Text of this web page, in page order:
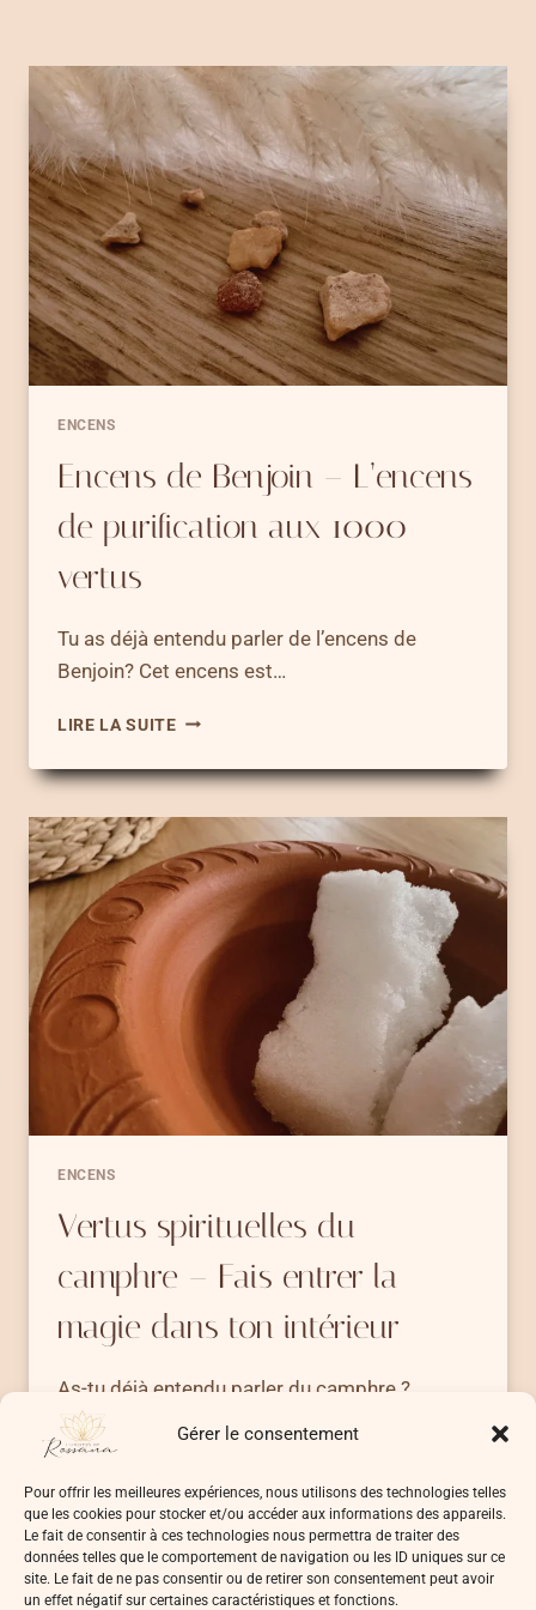
Gérer le consentement
Pour offrir les meilleures expériences, nous utilisons des technologies telles
que les cookies pour stocker et/ou accéder aux informations des appareils.
Le fait de consentir à ces technologies nous permettra de traiter des
données telles que le comportement de navigation ou les ID uniques sur ce
site. Le fait de ne pas consentir ou de retirer son consentement peut avoir
un effet négatif sur certaines caractéristiques et fonctions.
ENCENS
Encens de Benjoin – L’encens
de purification aux 1000
vertus
Tu as déjà entendu parler de l’encens de
Benjoin? Cet encens est…
LIRE LA SUITEENCENS
BENJOIN
L’ENCENS
PURIFICATION
AUX
1000
VERTUS
ENCENS
Vertus spirituelles du
camphre – Fais entrer la
magie dans ton intérieur
As-tu déjà entendu parler du camphre ?
Cette résine naturelle extraite du camphrier et
qui est…
LIRE LA SUITEVERTUS
SPIRITUELLES
DU
CAMPHRE
–